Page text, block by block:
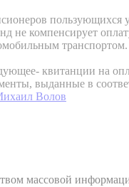
пользующихся
не компенсирует
транспортом.
квитанции на
выданные в
Волов
массовой